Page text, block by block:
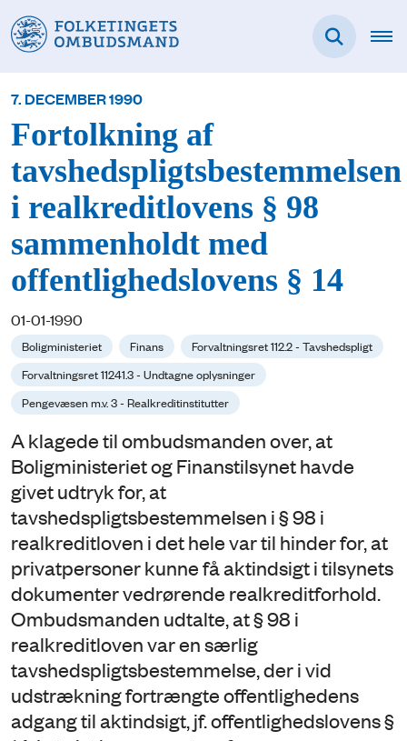
7. DECEMBER 1990
Fortolkning af
tavshedspligtsbestemmelsen
i realkreditlovens § 98
sammenholdt med
offentlighedslovens § 14
01-01-1990
Boligministeriet Finans
Forvaltningsret 112.2 - Tavshedspligt
Forvaltningsret 11241.3 - Undtagne oplysninger
Pengevæsen m.v. 3 - Realkreditinstitutter
A klagede til ombudsmanden over, at
Boligministeriet og Finanstilsynet havde
givet udtryk for, at
tavshedspligtsbestemmelsen i § 98 i
realkreditloven i det hele var til hinder for, at
privatpersoner kunne få aktindsigt i tilsynets
dokumenter vedrørende realkreditforhold.
Ombudsmanden udtalte, at § 98 i
realkreditloven var en særlig
tavshedspligtsbestemmelse, der i vid
udstrækning fortrængte offentlighedens
adgang til aktindsigt, jf. offentlighedslovens §